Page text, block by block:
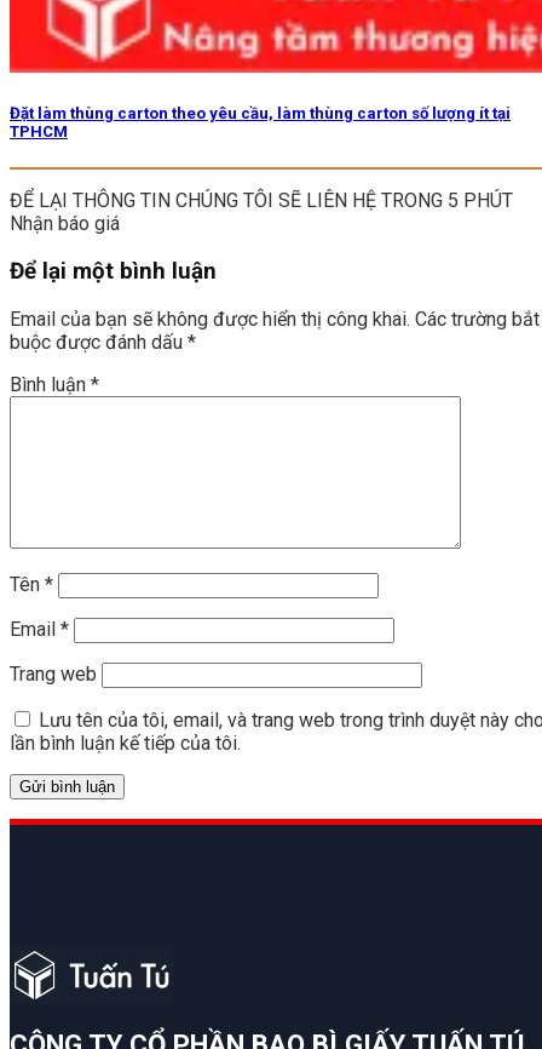
Đặt làm thùng carton theo yêu cầu, làm thùng carton số lượng ít tại
TPHCM
ĐỂ LẠI THÔNG TIN CHÚNG TÔI SẼ LIÊN HỆ TRONG 5 PHÚT
Nhận báo giá
Để lại một bình luận
Email của bạn sẽ không được hiển thị công khai. Các trường bắt
buộc được đánh dấu *
Bình luận *
Tên *
Email *
Trang web
Lưu tên của tôi, email, và trang web trong trình duyệt này
lần bình luận kế tiếp của tôi.